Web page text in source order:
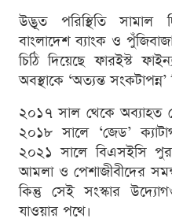
উদ্ভূত পরিস্থিতি সামাল
বাংলাদেশ ব্যাংক ও
চিঠি দিয়েছে ফারইস্ট
অবস্থাকে ‘অত্যন্ত
২০১৭ সাল থেকে অব্যাহত
২০১৮ সালে ‘জেড’
২০২১ সালে বিএসইসি
আমলা ও পেশাজীবীদের
কিন্তু সেই সংস্কার
যাওয়ার পথে।